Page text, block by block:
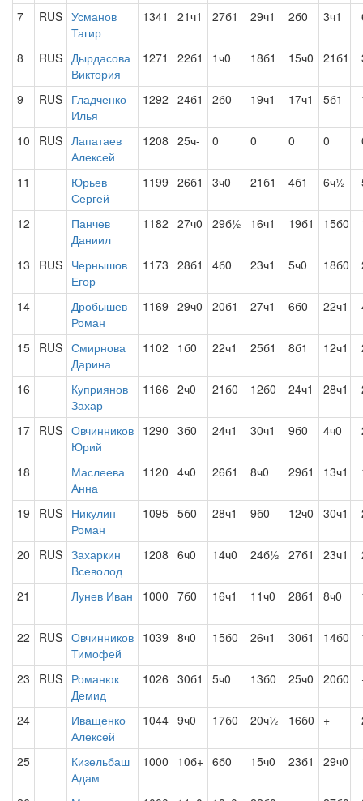
7 RUS Усманов
Тагир
1341 21ч1 27б1 29ч1 2б0 3ч1
8 RUS Дырдасова
Виктория
1271 22б1 1ч0 18б1 15ч0 21б1
9 RUS Гладченко
Илья
1292 24б1 2б0 19ч1 17ч1 5б1
10 RUS Лапатаев
Алексей
1208 25ч- 0 0 0 0
11
Юрьев
Сергей
1199 26б1 3ч0 21б1 4б1 6ч½
12
Панчев
Даниил
1182 27ч0 29б½ 16ч1 19б1 15б0
13 RUS Чернышов
Егор
1173 28б1 4б0 23ч1 5ч0 18б0
14
Дробышев
Роман
1169 29ч0 20б1 27ч1 6б0 22ч1
15 RUS Смирнова
Дарина
1102 1б0 22ч1 25б1 8б1 12ч1
16
Куприянов
Захар
1166 2ч0 21б0 12б0 24ч1 28ч1
17 RUS Овчинников
Юрий
1290 3б0 24ч1 30ч1 9б0 4ч0
18
Маслеева
Анна
1120 4ч0 26б1 8ч0 29б1 13ч1
19 RUS Никулин
Роман
1095 5б0 28ч1 9б0 12ч0 30ч1
20 RUS Захаркин
Всеволод
1208 6ч0 14ч0 24б½ 27б1 23ч1
21 Лунев Иван 1000 7б0 16ч1 11ч0 28б1 8ч0
22 RUS Овчинников
Тимофей
1039 8ч0 15б0 26ч1 30б1 14б0
23 RUS Романюк
Демид
1026 30б1 5ч0 13б0 25ч0 20б0
24
Иващенко
Алексей
1044 9ч0 17б0 20ч½ 16б0 +
25
Кизельбаш
Адам
1000 10б+ 6б0 15ч0 23б1 29ч0